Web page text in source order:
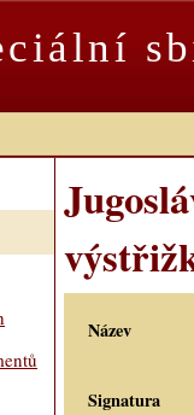
Název
Signatura